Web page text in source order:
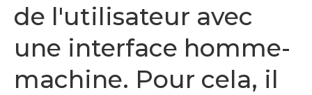
de l'utilisateur avec
une interface homme-
machine. Pour cela, il